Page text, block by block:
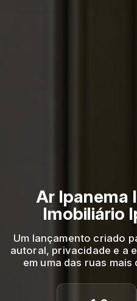
Ar Ipanema
Imobiliário
Um lançamento criado
autoral, privacidade e a
em uma das ruas